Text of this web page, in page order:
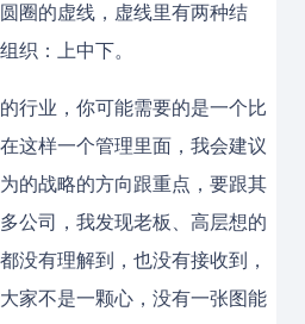
圈的虚线，虚线里有两种结
织：上中下。
行业，你可能需要的是一个比
这样一个管理里面，我会建议
的战略的方向跟重点，要跟其
公司，我发现老板、高层想的
没有理解到，也没有接收到，
家不是一颗心，没有一张图能